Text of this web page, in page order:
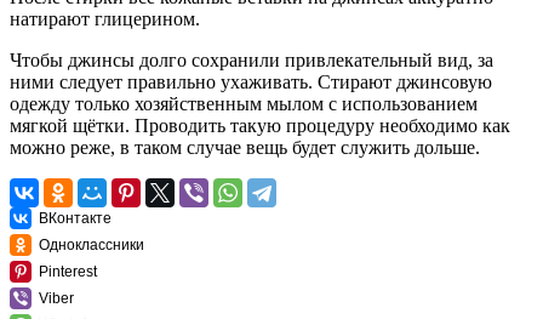
натирают глицерином.
Чтобы джинсы долго сохранили привлекательный вид, за
ними следует правильно ухаживать. Стирают джинсовую
одежду только хозяйственным мылом с использованием
мягкой щётки. Проводить такую процедуру необходимо как
можно реже, в таком случае вещь будет служить дольше.
ВКонтакте
Одноклассники
Pinterest
Viber